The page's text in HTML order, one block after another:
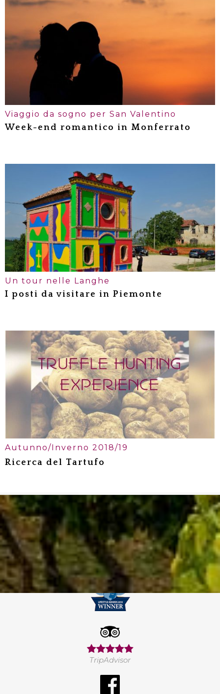
Viaggio da sogno per San Valentino
Week-end romantico in Monferrato
week-end romantico?
Dove mangiare in Monferrato
Una passeggiata nelle Langhe
Un tour nelle Langhe
I posti da visitare in Piemonte
Barolo
Cosa vedere a Barbaresco
Cosa vedere a Monferrato
Autunno/Inverno 2018/19
Ricerca del Tartufo
TripAdvisor